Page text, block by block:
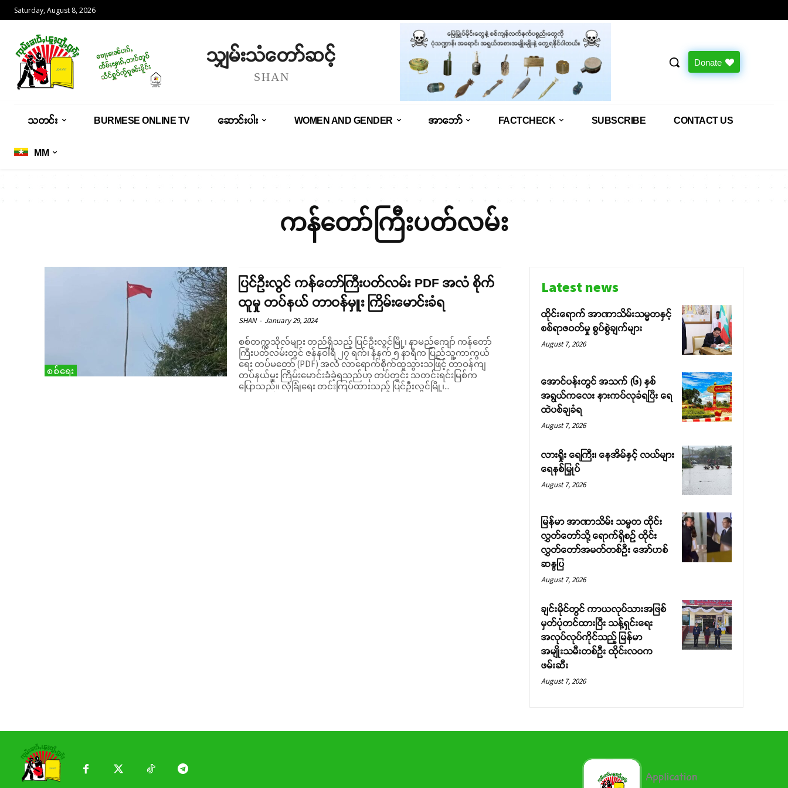
Saturday, August 8, 2026
သျှမ်းသံတော်ဆင့်
SHAN
Donate
သတင်း BURMESE ONLINE TV ဆောင်းပါး WOMEN AND GENDER အာဘော် FACTCHECK SUBSCRIBE CONTACT US
MM
ကန်တော်ကြီးပတ်လမ်း
စစ်ရေး
ပြင်ဦးလွင် ကန်တော်ကြီးပတ်လမ်း PDF အလံ​ စိုက်
ထူမှု တပ်နယ် တာဝန်မှူး ကြိမ်းမောင်းခံရ
SHAN - January 29, 2024
စစ်တက္ကသိုလ်များ တည်ရှိသည့် ပြင်ဦးလွင်မြို့၊ နာမည်ကျော် ကန်တော်
ကြီးပတ်လမ်းတွင် ဇန်နဝါရီ ၂၇ ရက်၊ နံနက် ၅ နာရီက ပြည်သူ့ကာကွယ်​
ရေး တပ်မ​တော် (PDF) အလံ​ လာရောက်စိုက်ထူသွားသဖြင့် တာဝန်ကျ
တပ်နယ်မှူး ကြိမ်းမောင်းခံခဲ့ရသည်ဟု တပ်တွင်း သတင်းရင်းမြစ်က
ပြောသည်။ လုံခြုံရေး တင်းကြပ်ထားသည့် ပြင်ဦးလွင်မြို့၊...
Latest news
ထိုင်းရောက် အာဏာသိမ်းသမ္မတနှင့်
စစ်ရာဇဝတ်မှု စွပ်စွဲချက်များ
August 7, 2026
အောင်ပန်းတွင် အသက် (၆) နှစ်
အရွယ်ကလေး နားကပ်လုခံရပြီး ရေ
ထဲပစ်ချခံရ
August 7, 2026
လားရှိုး ရေကြီး၊ နေအိမ်နှင့် လယ်များ
ရေနစ်မြှုပ်
August 7, 2026
မြန်မာ အာဏာသိမ်း သမ္မတ ထိုင်း
လွှတ်တော်သို့ ရောက်ရှိစဉ် ထိုင်း
လွှတ်တော်အမတ်တစ်ဦး အော်ဟစ်
ဆန္ဒပြ
August 7, 2026
ချင်းမိုင်တွင် ကာယလုပ်သားအဖြစ်
မှတ်ပုံတင်ထားပြီး သန့်ရှင်းရေး
အလုပ်လုပ်ကိုင်သည့် မြန်မာ
အမျိုးသမီးတစ်ဦး ထိုင်းလဝက
ဖမ်းဆီး
August 7, 2026